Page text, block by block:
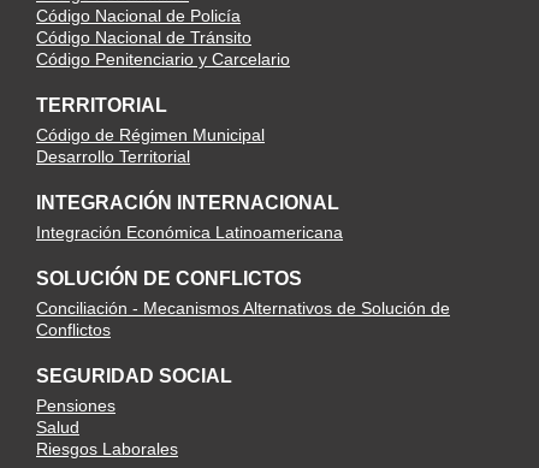
Código Nacional de Policía
Código Nacional de Tránsito
Código Penitenciario y Carcelario
TERRITORIAL
Código de Régimen Municipal
Desarrollo Territorial
INTEGRACIÓN INTERNACIONAL
Integración Económica Latinoamericana
SOLUCIÓN DE CONFLICTOS
Conciliación - Mecanismos Alternativos de Solución de
Conflictos
SEGURIDAD SOCIAL
Pensiones
Salud
Riesgos Laborales